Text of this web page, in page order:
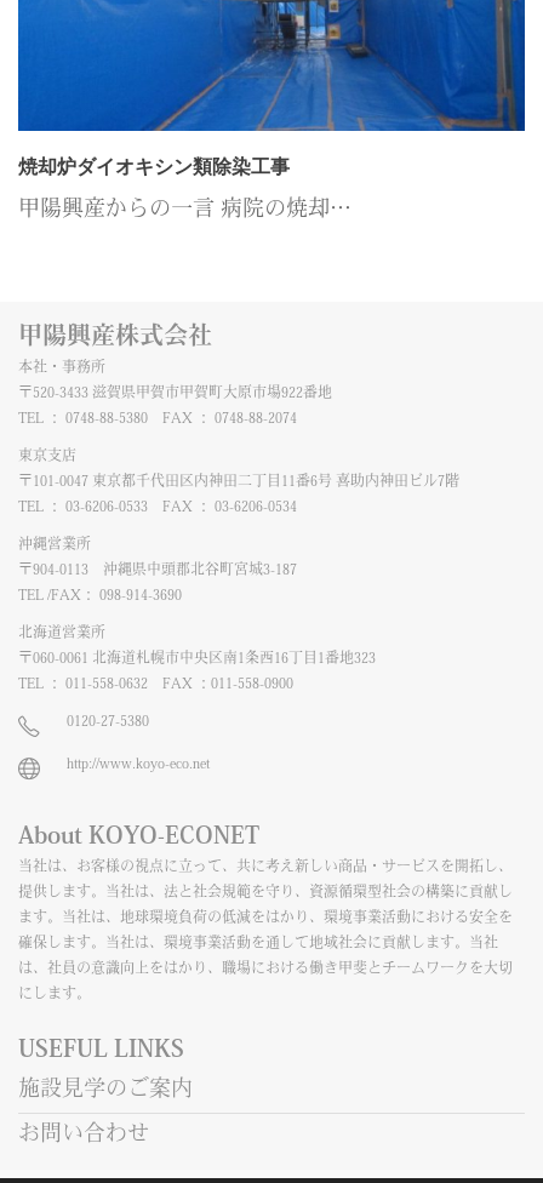
焼却炉ダイオキシン類除染工事
甲陽興産からの一言 病院の焼却…
甲陽興産株式会社
本社・事務所
〒520-3433 滋賀県甲賀市甲賀町大原市場922番地
TEL ： 0748-88-5380 FAX ： 0748-88-2074
東京支店
〒101-0047 東京都千代田区内神田二丁目11番6号 喜助内神田ビル7階
TEL ： 03-6206-0533 FAX ： 03-6206-0534
沖縄営業所
〒904-0113 沖縄県中頭郡北谷町宮城3-187
TEL /FAX： 098-914-3690
北海道営業所
〒060-0061 北海道札幌市中央区南1条西16丁目1番地323
TEL ： 011-558-0632 FAX ：011-558-0900
0120-27-5380
http://www.koyo-eco.net
About KOYO-ECONET
当社は、お客様の視点に立って、共に考え新しい商品・サービスを開拓し、
提供します。当社は、法と社会規範を守り、資源循環型社会の構築に貢献し
ます。当社は、地球環境負荷の低減をはかり、環境事業活動における安全を
確保します。当社は、環境事業活動を通して地域社会に貢献します。当社
は、社員の意識向上をはかり、職場における働き甲斐とチームワークを大切
にします。
USEFUL LINKS
施設見学のご案内
お問い合わせ